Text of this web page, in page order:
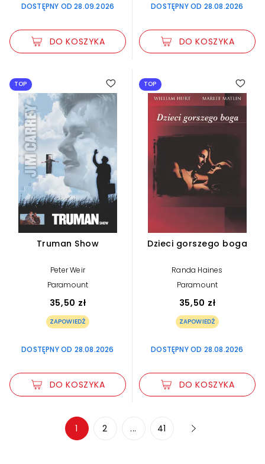
DOSTĘPNY OD 28.09.2026
DO KOSZYKA
DOSTĘPNY OD 28.08.2026
DO KOSZYKA
TOP
Truman Show
Peter Weir
Paramount
35,50 zł
ZAPOWIEDŹ
DOSTĘPNY OD 28.08.2026
DO KOSZYKA
TOP
Dzieci gorszego boga
Randa Haines
Paramount
35,50 zł
ZAPOWIEDŹ
DOSTĘPNY OD 28.08.2026
DO KOSZYKA
1 2 ... 41
Zmniejsz rozmiar czcionki